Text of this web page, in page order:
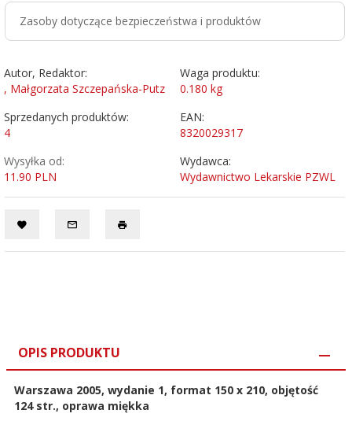
Zasoby dotyczące bezpieczeństwa i produktów
Autor, Redaktor:
, Małgorzata Szczepańska-Putz
Waga produktu:
0.180 kg
Sprzedanych produktów:
4
EAN:
8320029317
Wysyłka od:
11.90 PLN
Wydawca:
Wydawnictwo Lekarskie PZWL
OPIS PRODUKTU
Warszawa 2005, wydanie 1, format 150 x 210, objętość
124 str., oprawa miękka